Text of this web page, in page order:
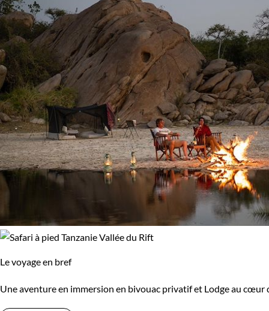
Le voyage en bref
Une aventure en immersion en bivouac privatif et Lodge au